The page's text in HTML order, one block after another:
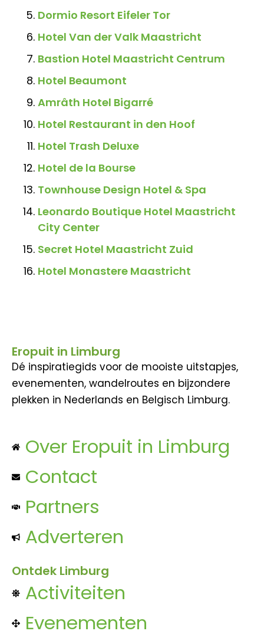
Dormio Resort Eifeler Tor
Hotel Van der Valk Maastricht
Bastion Hotel Maastricht Centrum
Hotel Beaumont
Amrâth Hotel Bigarré
Hotel Restaurant in den Hoof
Hotel Trash Deluxe
Hotel de la Bourse
Townhouse Design Hotel & Spa
Leonardo Boutique Hotel Maastricht
City Center
Secret Hotel Maastricht Zuid
Hotel Monastere Maastricht
Eropuit in Limburg
Dé inspiratiegids voor de mooiste uitstapjes,
evenementen, wandelroutes en bijzondere
plekken in Nederlands en Belgisch Limburg.
Over Eropuit in Limburg
Contact
Partners
Adverteren
Ontdek Limburg
Activiteiten
Evenementen